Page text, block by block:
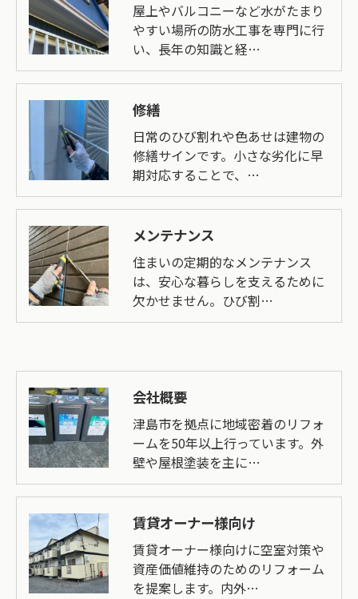
屋上やバルコニーなど水がたまり
やすい場所の防水工事を専門に行
い、長年の知識と経…
修繕
日常のひび割れや色あせは建物の
修繕サインです。小さな劣化に早
期対応することで、…
メンテナンス
住まいの定期的なメンテナンス
は、安心な暮らしを支えるために
欠かせません。ひび割…
会社概要
津島市を拠点に地域密着のリフォ
ームを50年以上行っています。外
壁や屋根塗装を主に…
賃貸オーナー様向け
賃貸オーナー様向けに空室対策や
資産価値維持のためのリフォーム
を提案します。内外…